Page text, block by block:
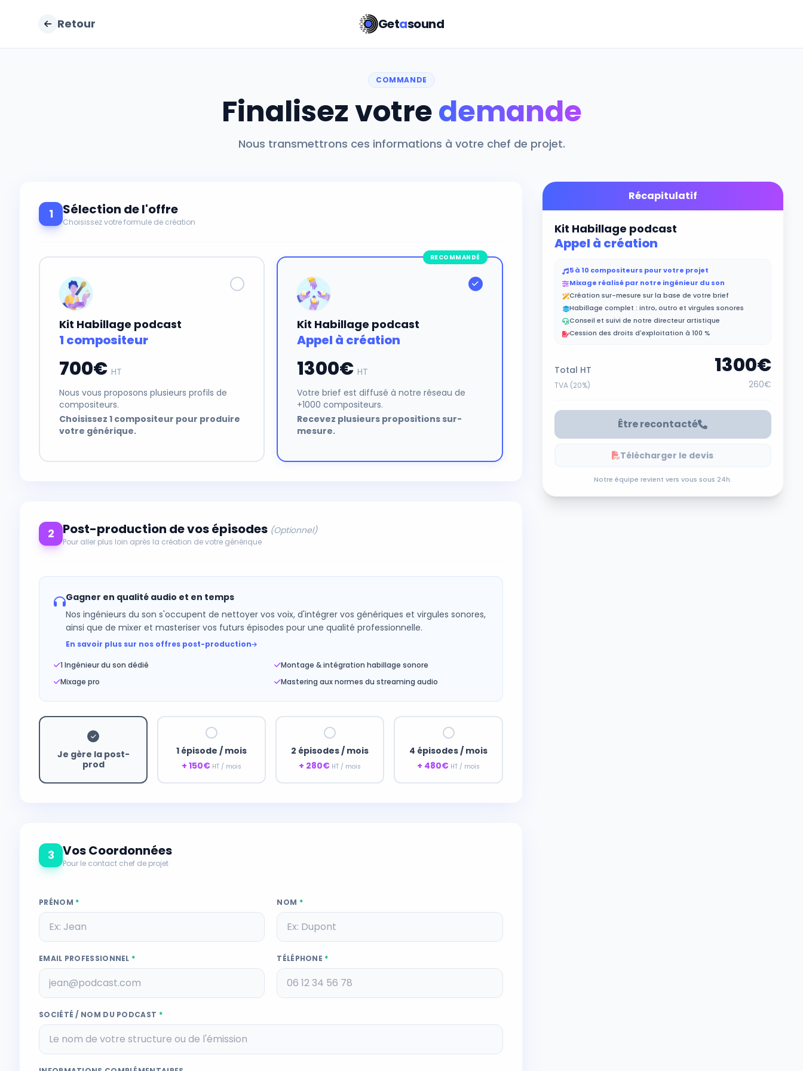
Retour Getasound
COMMANDE
Finalisez votredemande
Nous transmettrons ces informations à votre chef de projet.
1 Sélection de l'offre
Choisissez votre formule de création
Kit Habillage podcast
1 compositeur
700€ HT
Nous vous proposons plusieurs profils de
compositeurs.
Choisissez 1 compositeur pour produire
votre générique.
RECOMMANDÉ
Kit Habillage podcast
Appel à création
1300€HT
Votre brief est diffusé à notre réseau de
+1000 compositeurs.
Recevez plusieurs propositions sur-
mesure.
2 Post-production de vos épisodes (Optionnel)
Pour aller plus loin après la création de votre générique
Gagner en qualité audio et en temps
Nos ingénieurs du son s'occupent de nettoyer vos voix, d'intégrer vos génériques et virgules sonores,
ainsi que de mixer et masteriser vos futurs épisodes pour une qualité professionnelle.
En savoir plus sur nos offres post-production
1 Ingénieur du son dédié
Montage & intégration habillage sonore
Mixage pro
Mastering aux normes du streaming audio
Je gère la post-
prod
1 épisode / mois
+ 150€ HT / mois
2 épisodes / mois
+ 280€ HT / mois
4 épisodes / mois
+ 480€ HT / mois
3 Vos Coordonnées
Pour le contact chef de projet
PRÉNOM * NOM *
EMAIL PROFESSIONNEL * TÉLÉPHONE *
SOCIÉTÉ / NOM DU PODCAST *
Récapitulatif
Kit Habillage podcast
Appel à création
5 à 10 compositeurs pour votre projet
Mixage réalisé par notre ingénieur du son
Création sur-mesure sur la base de votre brief
Habillage complet : intro, outro et virgules sonores
Conseil et suivi de notre directeur artistique
Cession des droits d'exploitation à 100 %
Total HT 1300€
TVA (20%) 260€
Être recontacté
Télécharger le devis
Notre équipe revient vers vous sous 24h.